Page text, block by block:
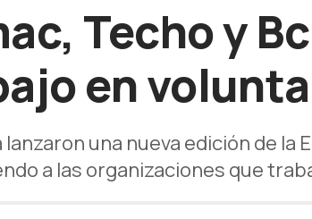
Techo y
en
una nueva edición de la
a las organizaciones que